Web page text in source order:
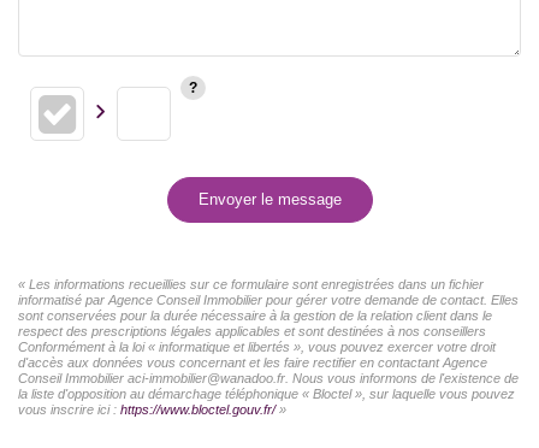
Envoyer le message
« Les informations recueillies sur ce formulaire sont enregistrées dans un fichier
informatisé par Agence Conseil Immobilier pour gérer votre demande de contact. Elles
sont conservées pour la durée nécessaire à la gestion de la relation client dans le
respect des prescriptions légales applicables et sont destinées à nos conseillers
Conformément à la loi « informatique et libertés », vous pouvez exercer votre droit
d'accès aux données vous concernant et les faire rectifier en contactant Agence
Conseil Immobilier aci-immobilier@wanadoo.fr. Nous vous informons de l'existence de
la liste d'opposition au démarchage téléphonique « Bloctel », sur laquelle vous pouvez
vous inscrire ici : https://www.bloctel.gouv.fr/»